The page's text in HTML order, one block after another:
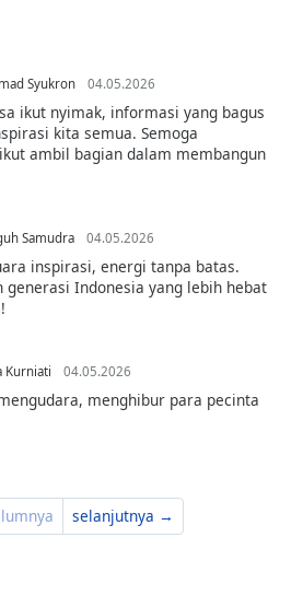
Syukron 04.05.2026
ikut nyimak, informasi yang bagus
kita semua. Semoga
ambil bagian dalam membangun
Samudra 04.05.2026
inspirasi, energi tanpa batas.
generasi Indonesia yang lebih hebat
Kurniati 04.05.2026
menghibur para pecinta
selanjutnya →